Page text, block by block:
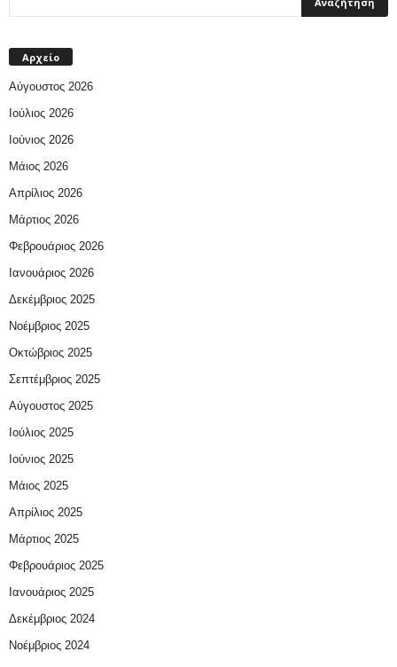
Αρχείο
Αύγουστος 2026
Ιούλιος 2026
Ιούνιος 2026
Μάιος 2026
Απρίλιος 2026
Μάρτιος 2026
Φεβρουάριος 2026
Ιανουάριος 2026
Δεκέμβριος 2025
Νοέμβριος 2025
Οκτώβριος 2025
Σεπτέμβριος 2025
Αύγουστος 2025
Ιούλιος 2025
Ιούνιος 2025
Μάιος 2025
Απρίλιος 2025
Μάρτιος 2025
Φεβρουάριος 2025
Ιανουάριος 2025
Δεκέμβριος 2024
Νοέμβριος 2024